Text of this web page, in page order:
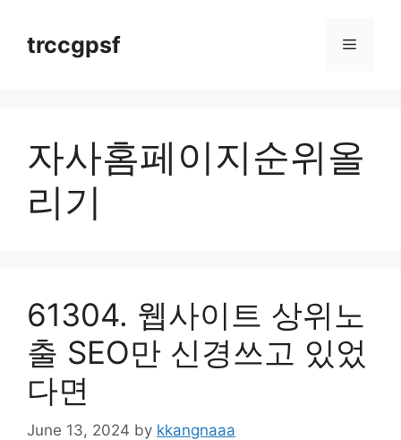
contenttrccgpsf Menu
자사홈페이지순위올
리기
61304. 웹사이트 상위노
출 SEO만 신경쓰고 있었
다면
June 13, 2024 by kkangnaaa